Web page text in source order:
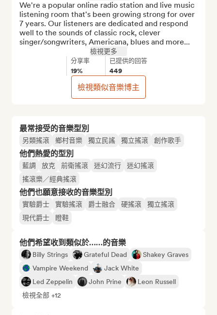
最常接受的音樂型別
另類搖滾 鄉村音樂 獨立民謠 獨立搖滾 創作歌手
他們熱愛的型別
藍調 放克 前衛搖滾 迷幻流行
迷幻搖滾
搖滾樂／經典搖滾
他們也願意接收的音樂型別
實驗爵士 實驗搖滾 爵士融合 硬搖滾
獨立搖滾
現代爵士
瞪鞋
他們希望收到類似於……的音樂
Billy Strings Grateful Dead
Shakey Graves
Vampire Weekend
Jack White
Led Zeppelin
John Prine
Leon Russell
檢視全部 +12
We're a popular online radio station and live music
listening room that's been growing strong for over
7 years. Our listeners are dedicated and respond
well to the sounds of classic rock, clever
singer/songwriters, Americana, blues and more...
檢視更多
分享率
19%
已提供的回答
449
檢視類似音樂博主